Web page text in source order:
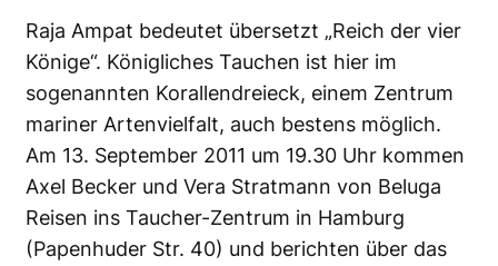
Raja Ampat bedeutet übersetzt „Reich der vier
Könige“. Königliches Tauchen ist hier im
sogenannten Korallendreieck, einem Zentrum
mariner Artenvielfalt, auch bestens möglich.
Am 13. September 2011 um 19.30 Uhr kommen
Axel Becker und Vera Stratmann von Beluga
Reisen ins Taucher-Zentrum in Hamburg
(Papenhuder Str. 40) und berichten über das